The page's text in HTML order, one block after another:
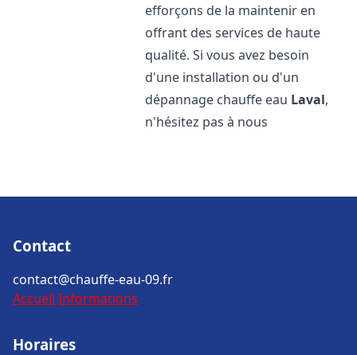
efforçons de la maintenir en
offrant des services de haute
qualité. Si vous avez besoin
d'une installation ou d'un
dépannage chauffe eau Laval,
n'hésitez pas à nous
Contact
contact@chauffe-eau-09.fr
Accueil Informations
Horaires